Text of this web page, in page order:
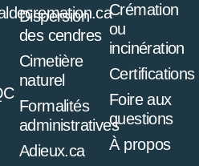
Dispersion
des cendres
Cimetière
naturel
Formalités
administratives
Adieux.ca
Crémation
ou
incinération
Certifications
Foire aux
questions
À propos